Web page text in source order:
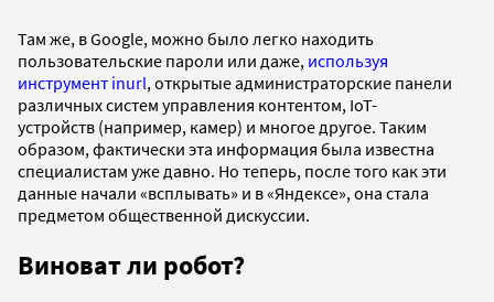
Там же, в Google, можно было легко находить
пользовательские пароли или даже, используя
инструмент inurl, открытые администраторские панели
различных систем управления контентом, IoT-
устройств (например, камер) и многое другое. Таким
образом, фактически эта информация была известна
специалистам уже давно. Но теперь, после того как эти
данные начали «всплывать» и в «Яндексе», она стала
предметом общественной дискуссии.
Виноват ли робот?